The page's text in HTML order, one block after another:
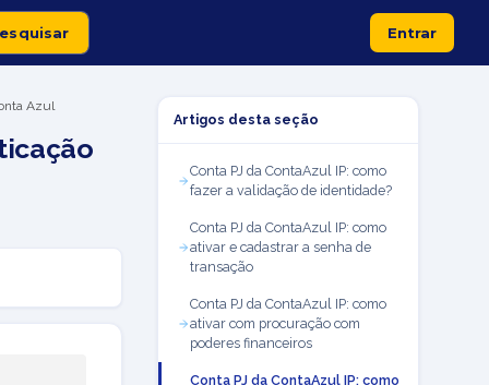
Entrar
Azul
Artigos desta seção
Conta PJ da ContaAzul IP: como
fazer a validação de identidade?
Conta PJ da ContaAzul IP: como
ativar e cadastrar a senha de
transação
Conta PJ da ContaAzul IP: como
ativar com procuração com
poderes financeiros
Conta PJ da ContaAzul IP: como